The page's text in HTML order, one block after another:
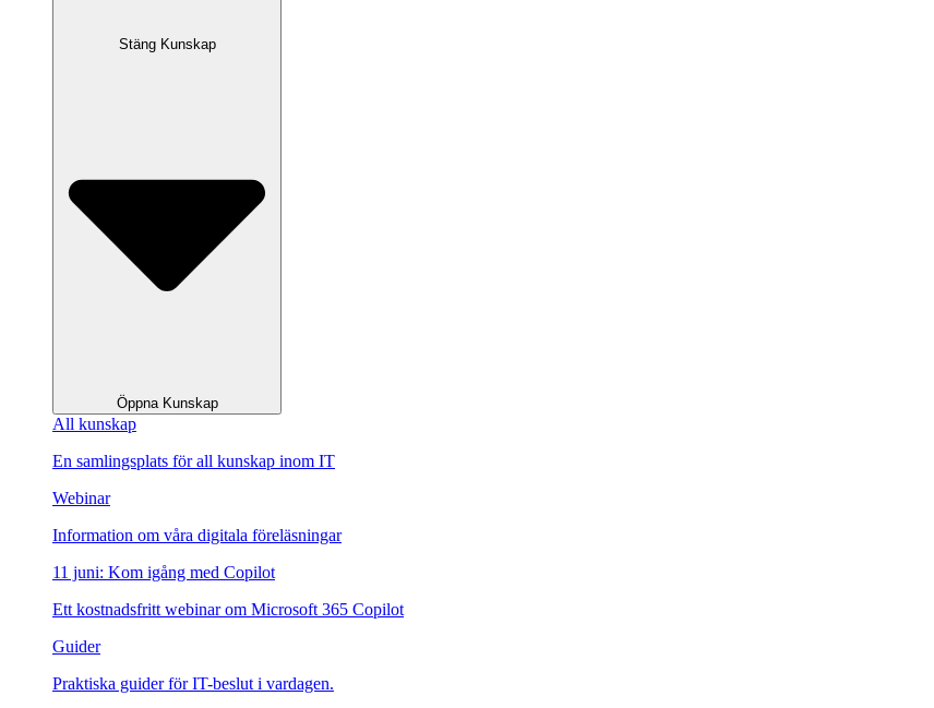
Stäng Kunskap
Öppna Kunskap
All kunskap
En samlingsplats för all kunskap inom IT
Webinar
Information om våra digitala föreläsningar
11 juni: Kom igång med Copilot
Ett kostnadsfritt webinar om Microsoft 365 Copilot
Guider
Praktiska guider för IT-beslut i vardagen.